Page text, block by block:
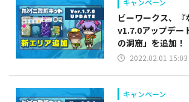
ビーワークス、『
v1.7.0アップデー
の洞窟」を追加！
2022.02.01 15:03
キャンペーン